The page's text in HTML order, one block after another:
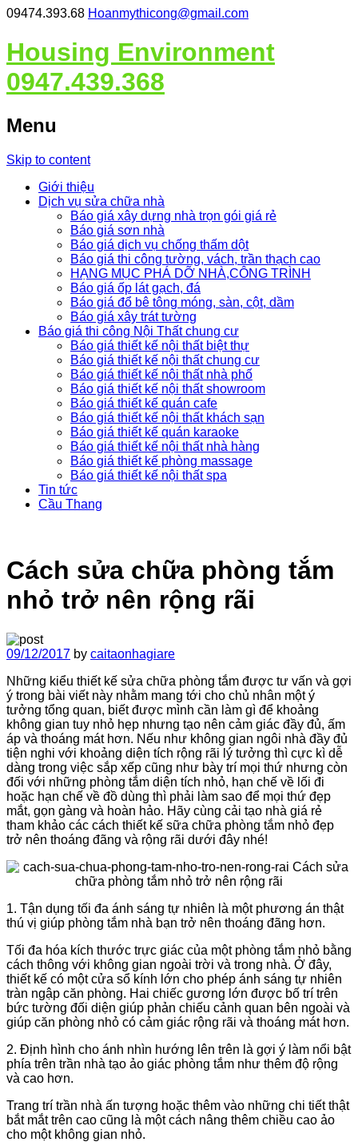
09474.393.68 Hoanmythicong@gmail.com
Housing Environment
0947.439.368
Menu
Skip to content
Giới thiệu
Dịch vụ sửa chữa nhà
Báo giá xây dựng nhà trọn gói giá rẻ
Báo giá sơn nhà
Báo giá dịch vụ chống thấm dột
Báo giá thi công tường, vách, trần thạch cao
HẠNG MỤC PHÁ DỠ NHÀ,CÔNG TRÌNH
Báo giá ốp lát gạch, đá
Báo giá đổ bê tông móng, sàn, cột, dầm
Báo giá xây trát tường
Báo giá thi công Nội Thất chung cư
Báo giá thiết kế nội thất biệt thự
Báo giá thiết kế nội thất chung cư
Báo giá thiết kế nội thất nhà phố
Báo giá thiết kế nội thất showroom
Báo giá thiết kế quán cafe
Báo giá thiết kế nội thất khách sạn
Báo giá thiết kế quán karaoke
Báo giá thiết kế nội thất nhà hàng
Báo giá thiết kế phòng massage
Báo giá thiết kế nội thất spa
Tin tức
Cầu Thang
Cách sửa chữa phòng tắm
nhỏ trở nên rộng rãi
09/12/2017 by caitaonhagiare
Những kiểu thiết kế sửa chữa phòng tắm được tư vấn và gợi
ý trong bài viết này nhằm mang tới cho chủ nhân một ý
tưởng tổng quan, biết được mình cần làm gì để khoảng
không gian tuy nhỏ hẹp nhưng tạo nên cảm giác đầy đủ, ấm
áp và thoáng mát hơn. Nếu như không gian ngôi nhà đầy đủ
tiện nghi với khoảng diện tích rộng rãi lý tưởng thì cực kì dễ
dàng trong việc sắp xếp cũng như bày trí mọi thứ nhưng còn
đối với những phòng tắm diện tích nhỏ, hạn chế về lối đi
hoặc hạn chế về đồ dùng thì phải làm sao để mọi thứ đẹp
mắt, gọn gàng và hoàn hảo. Hãy cùng cải tạo nhà giá rẻ
tham khảo các cách thiết kế sữa chữa phòng tắm nhỏ đẹp
trở nên thoáng đãng và rộng rãi dưới đây nhé!
1. Tận dụng tối đa ánh sáng tự nhiên là một phương án thật
thú vị giúp phòng tắm nhà bạn trở nên thoáng đãng hơn.
Tối đa hóa kích thước trực giác của một phòng tắm nhỏ bằng
cách thông với không gian ngoài trời và trong nhà. Ở đây,
thiết kế có một cửa sổ kính lớn cho phép ánh sáng tự nhiên
tràn ngập căn phòng. Hai chiếc gương lớn được bố trí trên
bức tường đối diện giúp phản chiếu cảnh quan bên ngoài và
giúp căn phòng nhỏ có cảm giác rộng rãi và thoáng mát hơn.
2. Định hình cho ánh nhìn hướng lên trên là gợi ý làm nổi bật
phía trên trần nhà tạo ảo giác phòng tắm như thêm độ rộng
và cao hơn.
Trang trí trần nhà ấn tượng hoặc thêm vào những chi tiết thật
bắt mắt trên cao cũng là một cách nâng thêm chiều cao ảo
cho một không gian nhỏ.